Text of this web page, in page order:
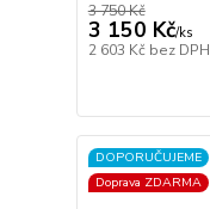
3 750 Kč
3 150 Kč/ks
2 603 Kč bez DPH
DOPORUČUJEME
Doprava ZDARMA